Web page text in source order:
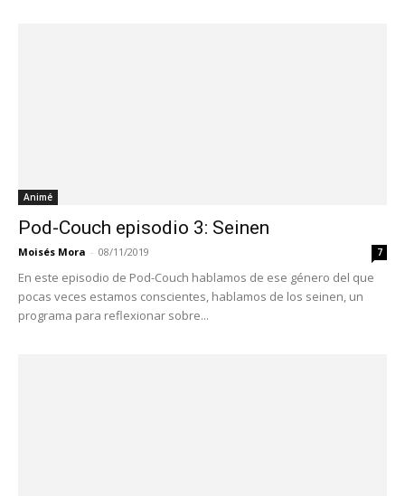
Animé
Pod-Couch episodio 3: Seinen
Moisés Mora - 08/11/2019 7
En este episodio de Pod-Couch hablamos de ese género del que
pocas veces estamos conscientes, hablamos de los seinen, un
programa para reflexionar sobre...